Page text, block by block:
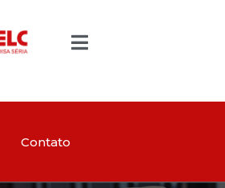
Contato